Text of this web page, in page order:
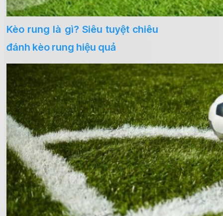
Kèo rung là gì? Siêu tuyệt chiêu
đánh kèo rung hiệu quả